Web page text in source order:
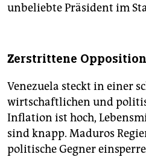
unbeliebte Präsident im
Zerstrittene
Venezuela steckt in einer
wirtschaftlichen und
Inflation ist hoch,
sind knapp. Maduros
politische Gegner